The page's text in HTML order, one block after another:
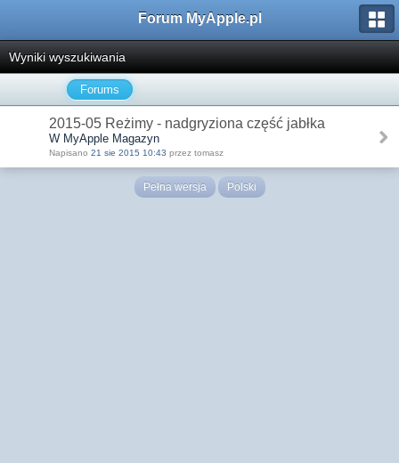
Forum MyApple.pl
Wyniki wyszukiwania
Forums
2015-05 Reżimy - nadgryziona część jabłka
W MyApple Magazyn
Napisano 21 sie 2015 10:43 przez tomasz
Pełna wersja Polski